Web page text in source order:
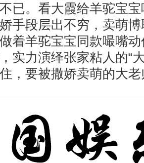
已。看大霞给羊驼宝
手段层出不穷，卖萌
着羊驼宝宝同款嘬嘴
实力演绎张家粘人的“
，要被撒娇卖萌的大老